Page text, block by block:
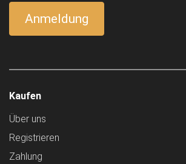
Kaufen
Über uns
Registrieren
Zahlung